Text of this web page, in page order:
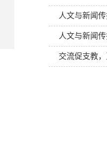
人文与新闻
人文与新闻
交流促支教